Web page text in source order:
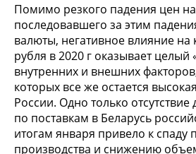
Помимо резкого падения цен
последовавшего за этим
валюты, негативное влияние на
рубля в 2020 г оказывает целый
внутренних и внешних
которых все же остается
России. Одно только
по поставкам в Беларусь
итогам января привело к
производства и снижению